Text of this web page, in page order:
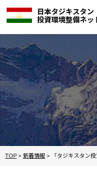
日本タジキスタン
投資環境整備ネッ
TOP > 新着情報 > 「タジキスタン